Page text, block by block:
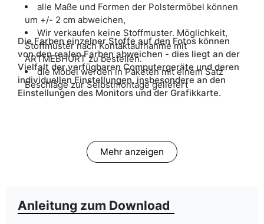
alle Maße und Formen der Polstermöbel können
um +/- 2 cm abweichen,
Wir verkaufen keine Stoffmuster. Möglichkeit,
Stoffmuster nach Kontaktaufnahme mit
ARTMEBHURT zu bestellen.
die Möbel werden in Paketen mit einem Satz
Beschläge zur Selbstmontage geliefert
Die Farben einzelner Stoffe auf den Fotos können
von den realen Farben abweichen - dies liegt an der
Vielfalt der verfügbaren Computergeräte und deren
individuellen Einstellungen, insbesondere an den
Einstellungen des Monitors und der Grafikkarte.
Mehr anzeigen
Anleitung zum Download